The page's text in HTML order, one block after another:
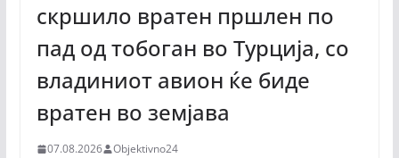
скршило вратен пршлен по
пад од тобоган во Турција, со
владиниот авион ќе биде
вратен во земјава
07.08.2026 Objektivno24